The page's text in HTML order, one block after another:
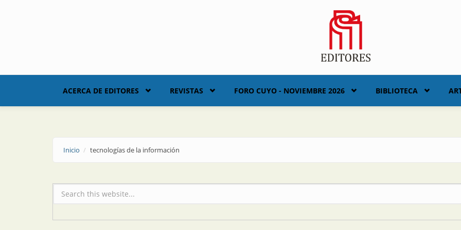
ACERCA DE EDITORES REVISTAS FORO CUYO - NOVIEMBRE 2026 BIBLIOTECA
Inicio tecnologías de la información
Formulario de búsqueda